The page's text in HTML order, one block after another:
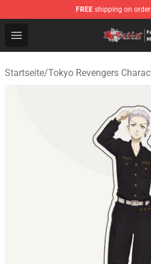
FREE shipping on
Open menu
Tokyo Revengers Store -
Startseite/Tokyo Revengers